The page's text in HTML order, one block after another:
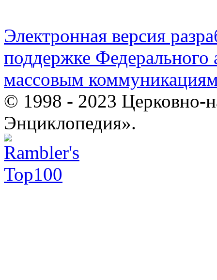
Электронная версия
поддержке Федерального
массовым
© 1998 - 2023 Церковно-
Энциклопедия».